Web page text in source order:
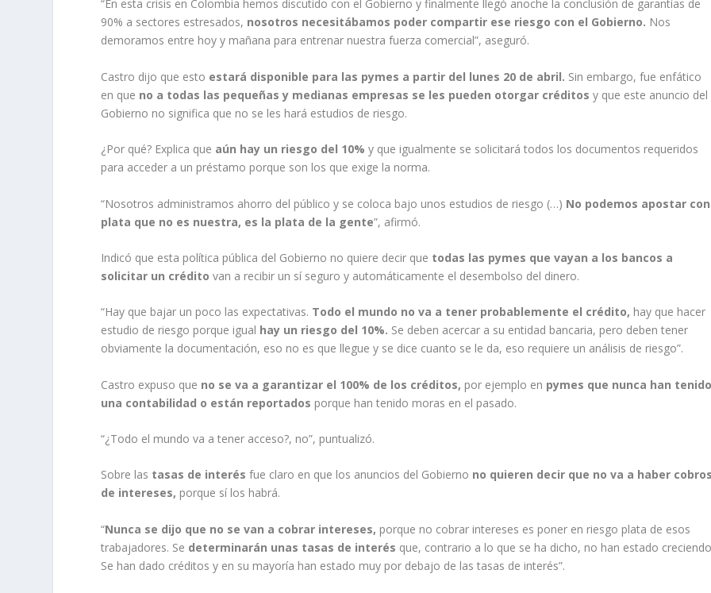
“En esta crisis en Colombia hemos discutido con el Gobierno y finalmente llegó anoche la conclusión de garantías de
90% a sectores estresados, nosotros necesitábamos poder compartir ese riesgo con el Gobierno. Nos
demoramos entre hoy y mañana para entrenar nuestra fuerza comercial”, aseguró.
Castro dijo que esto estará disponible para las pymes a partir del lunes 20 de abril. Sin embargo, fue enfático
en que no a todas las pequeñas y medianas empresas se les pueden otorgar créditos y que este anuncio del
Gobierno no significa que no se les hará estudios de riesgo.
¿Por qué? Explica que aún hay un riesgo del 10% y que igualmente se solicitará todos los documentos requeridos
para acceder a un préstamo porque son los que exige la norma.
“Nosotros administramos ahorro del público y se coloca bajo unos estudios de riesgo (…) No podemos apostar con
plata que no es nuestra, es la plata de la gente”, afirmó.
Indicó que esta política pública del Gobierno no quiere decir que todas las pymes que vayan a los bancos a
solicitar un crédito van a recibir un sí seguro y automáticamente el desembolso del dinero.
“Hay que bajar un poco las expectativas. Todo el mundo no va a tener probablemente el crédito, hay que hacer
estudio de riesgo porque igual hay un riesgo del 10%. Se deben acercar a su entidad bancaria, pero deben tener
obviamente la documentación, eso no es que llegue y se dice cuanto se le da, eso requiere un análisis de riesgo”.
Castro expuso que no se va a garantizar el 100% de los créditos, por ejemplo en pymes que nunca han tenido
una contabilidad o están reportados porque han tenido moras en el pasado.
“¿Todo el mundo va a tener acceso?, no”, puntualizó.
Sobre las tasas de interésfue claro en que los anuncios del Gobierno no quieren decir que no va a haber cobros
de intereses, porque sí los habrá.
“Nunca se dijo que no se van a cobrar intereses, porque no cobrar intereses es poner en riesgo plata de esos
trabajadores. Se determinarán unas tasas de interés que, contrario a lo que se ha dicho, no han estado
Se han dado créditos y en su mayoría han estado muy por debajo de las tasas de interés”.